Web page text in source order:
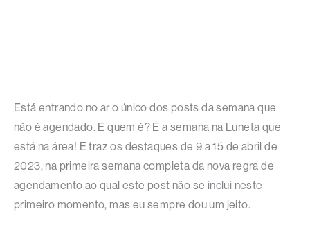
Está entrando no ar o único dos posts da semana que
não é agendado. E quem é? É a semana na Luneta que
está na área! E traz os destaques de 9 a 15 de abril de
2023, na primeira semana completa da nova regra de
agendamento ao qual este post não se inclui neste
primeiro momento, mas eu sempre dou um jeito.